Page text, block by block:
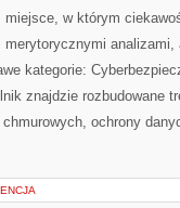
miejsce, w którym
merytorycznymi
kategorie:
znajdzie rozbudowane
ochrony